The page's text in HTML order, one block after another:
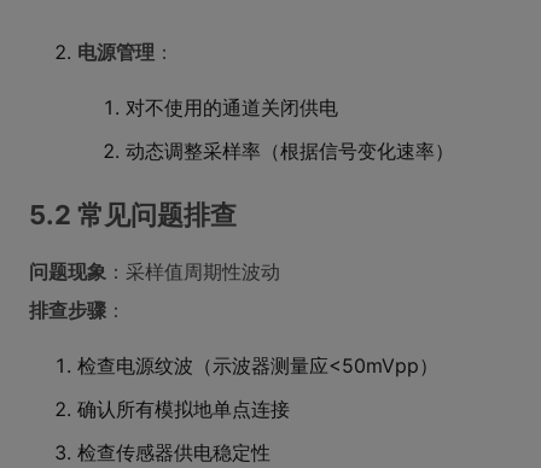
电源管理 ：
对不使用的通道关闭供电
动态调整采样率（根据信号变化速率）
5.2 常见问题排查
问题现象 ：采样值周期性波动
排查步骤 ：
检查电源纹波（示波器测量应<50mVpp）
确认所有模拟地单点连接
检查传感器供电稳定性